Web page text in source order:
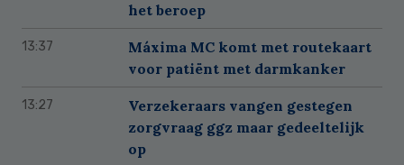
het beroep
13:37
Máxima MC komt met routekaart
voor patiënt met darmkanker
13:27
Verzekeraars vangen gestegen
zorgvraag ggz maar gedeeltelijk
op